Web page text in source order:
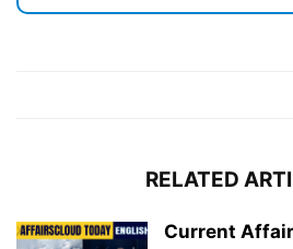
RELATED
Current